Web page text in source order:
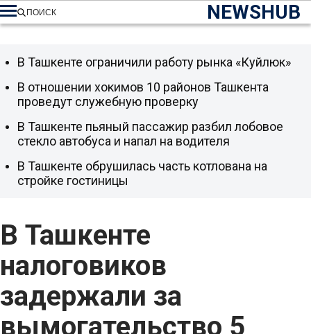
NEWSHUB
ПОИСК
В Ташкенте
налоговиков
задержали за
вымогательство 5
В Ташкенте ограничили работу рынка «Куйлюк»
В отношении хокимов 10 районов Ташкента
проведут служебную проверку
В Ташкенте пьяный пассажир разбил лобовое
стекло автобуса и напал на водителя
В Ташкенте обрушилась часть котлована на
стройке гостиницы